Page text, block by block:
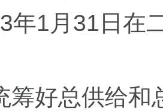
年1月31日
总供给和